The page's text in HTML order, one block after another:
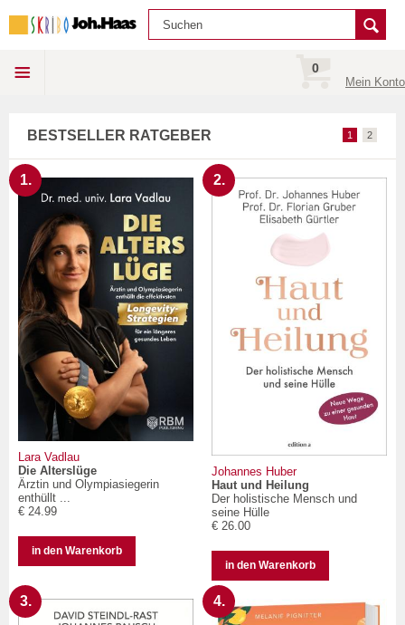
0
Mein Konto
BESTSELLER RATGEBER 1 2
1.
Lara Vadlau
Die Alterslüge
Ärztin und Olympiasiegerin
enthüllt ...
€ 24.99
in den Warenkorb
2.
Johannes Huber
Haut und Heilung
Der holistische Mensch und
seine Hülle
€ 26.00
in den Warenkorb
3. 4.